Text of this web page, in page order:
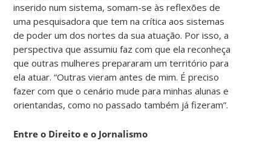
inserido num sistema, somam-se às reflexões de
uma pesquisadora que tem na crítica aos sistemas
de poder um dos nortes da sua atuação. Por isso, a
perspectiva que assumiu faz com que ela reconheça
que outras mulheres prepararam um território para
ela atuar. “Outras vieram antes de mim. É preciso
fazer com que o cenário mude para minhas alunas e
orientandas, como no passado também já fizeram”.
Entre o Direito e o Jornalismo